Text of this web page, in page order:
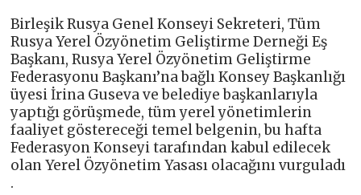
Birleşik Rusya Genel Konseyi Sekreteri, Tüm
Rusya Yerel Özyönetim Geliştirme Derneği Eş
Başkanı, Rusya Yerel Özyönetim Geliştirme
Federasyonu Başkanı’na bağlı Konsey Başkanlığı
üyesi İrina Guseva ve belediye başkanlarıyla
yaptığı görüşmede, tüm yerel yönetimlerin
faaliyet göstereceği temel belgenin, bu hafta
Federasyon Konseyi tarafından kabul edilecek
olan Yerel Özyönetim Yasası olacağını vurguladı
.